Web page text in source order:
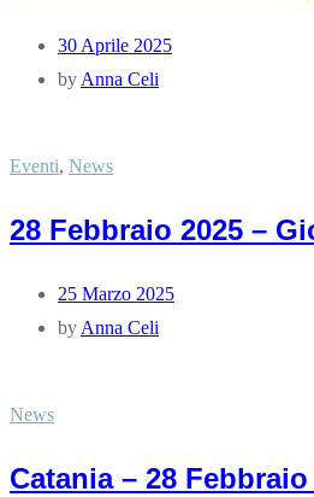
30 Aprile 2025
by Anna Celi
Eventi, News
28 Febbraio 2025 –
25 Marzo 2025
by Anna Celi
News
Catania – 28